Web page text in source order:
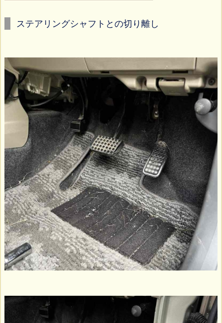
ステアリングシャフトとの切り離し